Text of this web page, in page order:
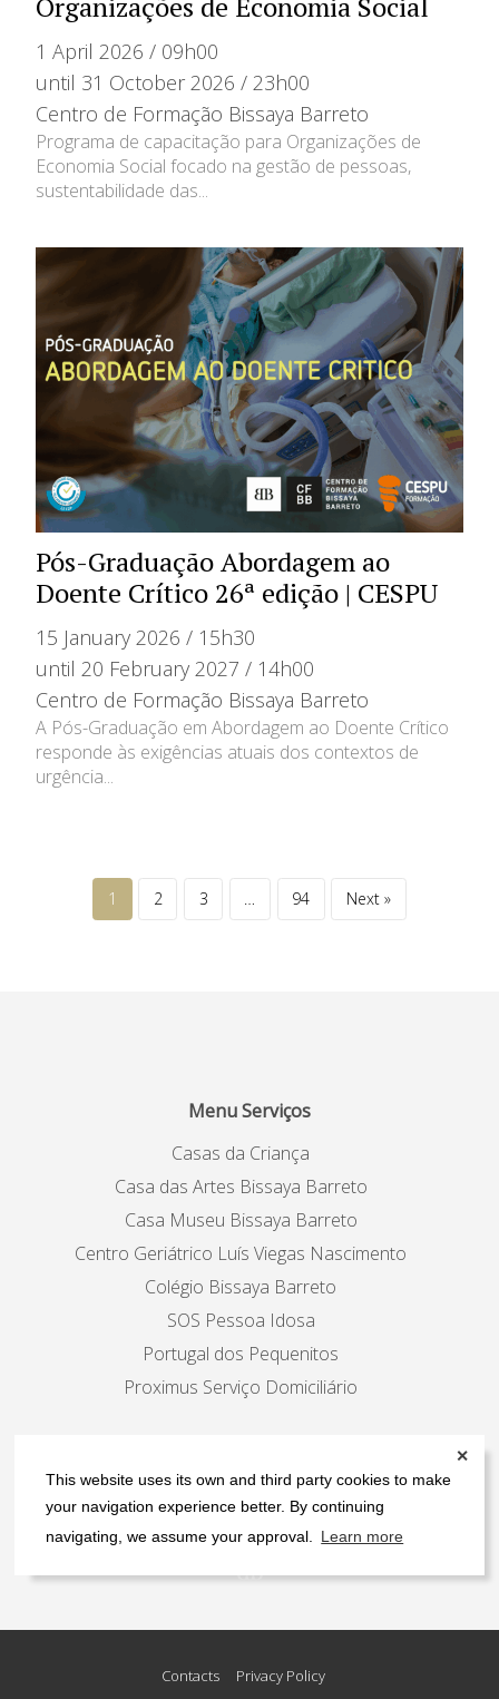
This website uses its own and third party cookies to make
your navigation experience better. By continuing
navigating, we assume your approval.
Learn more
✕
1 April 2026 / 09h00
until 31 October 2026 / 23h00
Centro de Formação Bissaya Barreto
Programa de capacitação para Organizações de
Economia Social focado na gestão de pessoas,
sustentabilidade das...
Pós-Graduação Abordagem ao
Doente Crítico 26ª edição | CESPU
15 January 2026 / 15h30
until 20 February 2027 / 14h00
Centro de Formação Bissaya Barreto
A Pós-Graduação em Abordagem ao Doente Crítico
responde às exigências atuais dos contextos de
urgência...
1 2 3 … 94 Next »
Menu Serviços
Casas da Criança
Casa das Artes Bissaya Barreto
Casa Museu Bissaya Barreto
Centro Geriátrico Luís Viegas Nascimento
Colégio Bissaya Barreto
SOS Pessoa Idosa
Portugal dos Pequenitos
Proximus Serviço Domiciliário
Follow us
Contacts Privacy Policy